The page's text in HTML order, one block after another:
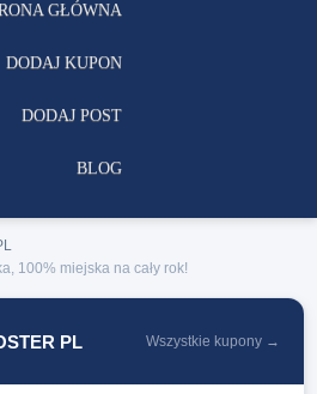
GŁÓWNA
DODAJ KUPON
DODAJ POST
BLOG
100% miejska na cały rok!
PL Wszystkie kupony →